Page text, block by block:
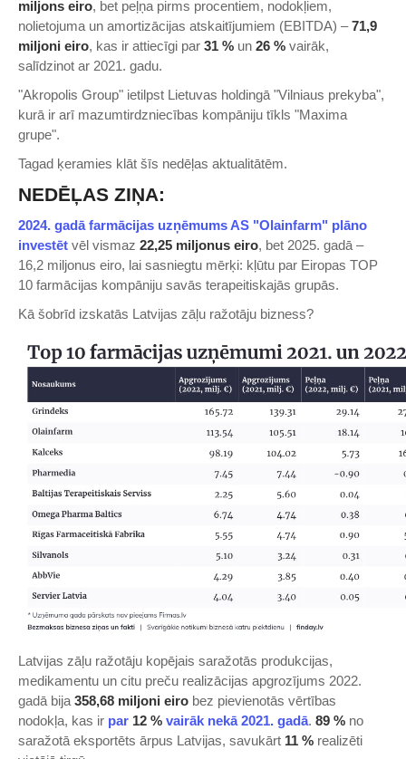
miljons eiro, bet peļņa pirms procentiem, nodokļiem,
nolietojuma un amortizācijas atskaitījumiem (EBITDA) –71,9
miljoni eiro, kas ir attiecīgi par 31 % un 26 % vairāk,
salīdzinot ar 2021. gadu.
"Akropolis Group" ietilpst Lietuvas holdingā "Vilniaus prekyba",
kurā ir arī mazumtirdzniecības kompāniju tīkls "Maxima
grupe".
Tagad ķeramies klāt šīs nedēļas aktualitātēm.
NEDĒĻAS ZIŅA:
​2024. gadā farmācijas uzņēmums AS "Olainfarm" plāno
investēt​ vēl vismaz 22,25 miljonus eiro, bet 2025. gadā –
16,2 miljonus eiro, lai sasniegtu mērķi: kļūtu par Eiropas TOP
10 farmācijas kompāniju savās terapeitiskajās grupās.
Kā šobrīd izskatās Latvijas zāļu ražotāju bizness?
Latvijas zāļu ražotāju kopējais saražotās produkcijas,
medikamentu un citu preču realizācijas apgrozījums 2022.
gadā bija 358,68 miljoni eiro bez pievienotās vērtības
nodokļa, kas ir ​par 12 % vairāk nekā 2021. gadā​. 89 % no
saražotā eksportēts ārpus Latvijas, savukārt 11 % realizēti